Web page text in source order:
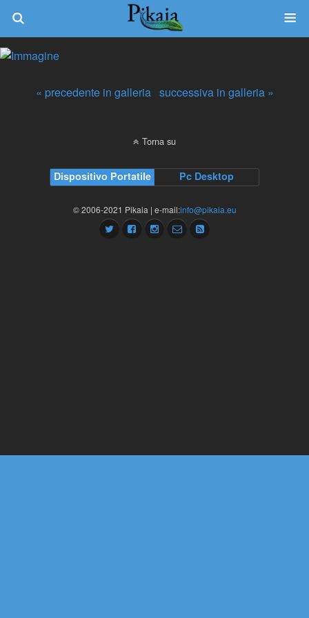
« precedente in galleria successiva in galleria »
Torna su
Dispositivo Portatile Pc Desktop
© 2006-2021 Pikaia | e-mail:info@pikaia.eu